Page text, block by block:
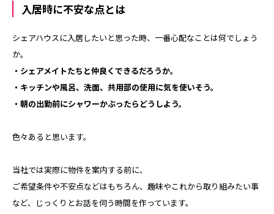
入居時に不安な点とは
シェアハウスに入居したいと思った時、一番心配なことは何でしょう
か。
・シェアメイトたちと仲良くできるだろうか。
・キッチンや風呂、洗面、共用部の使用に気を使いそう。
・朝の出勤前にシャワーかぶったらどうしよう。
色々あると思います。
当社では実際に物件を案内する前に、
ご希望条件や不安点などはもちろん、趣味やこれから取り組みたい事
など、じっくりとお話を伺う時間を作っています。